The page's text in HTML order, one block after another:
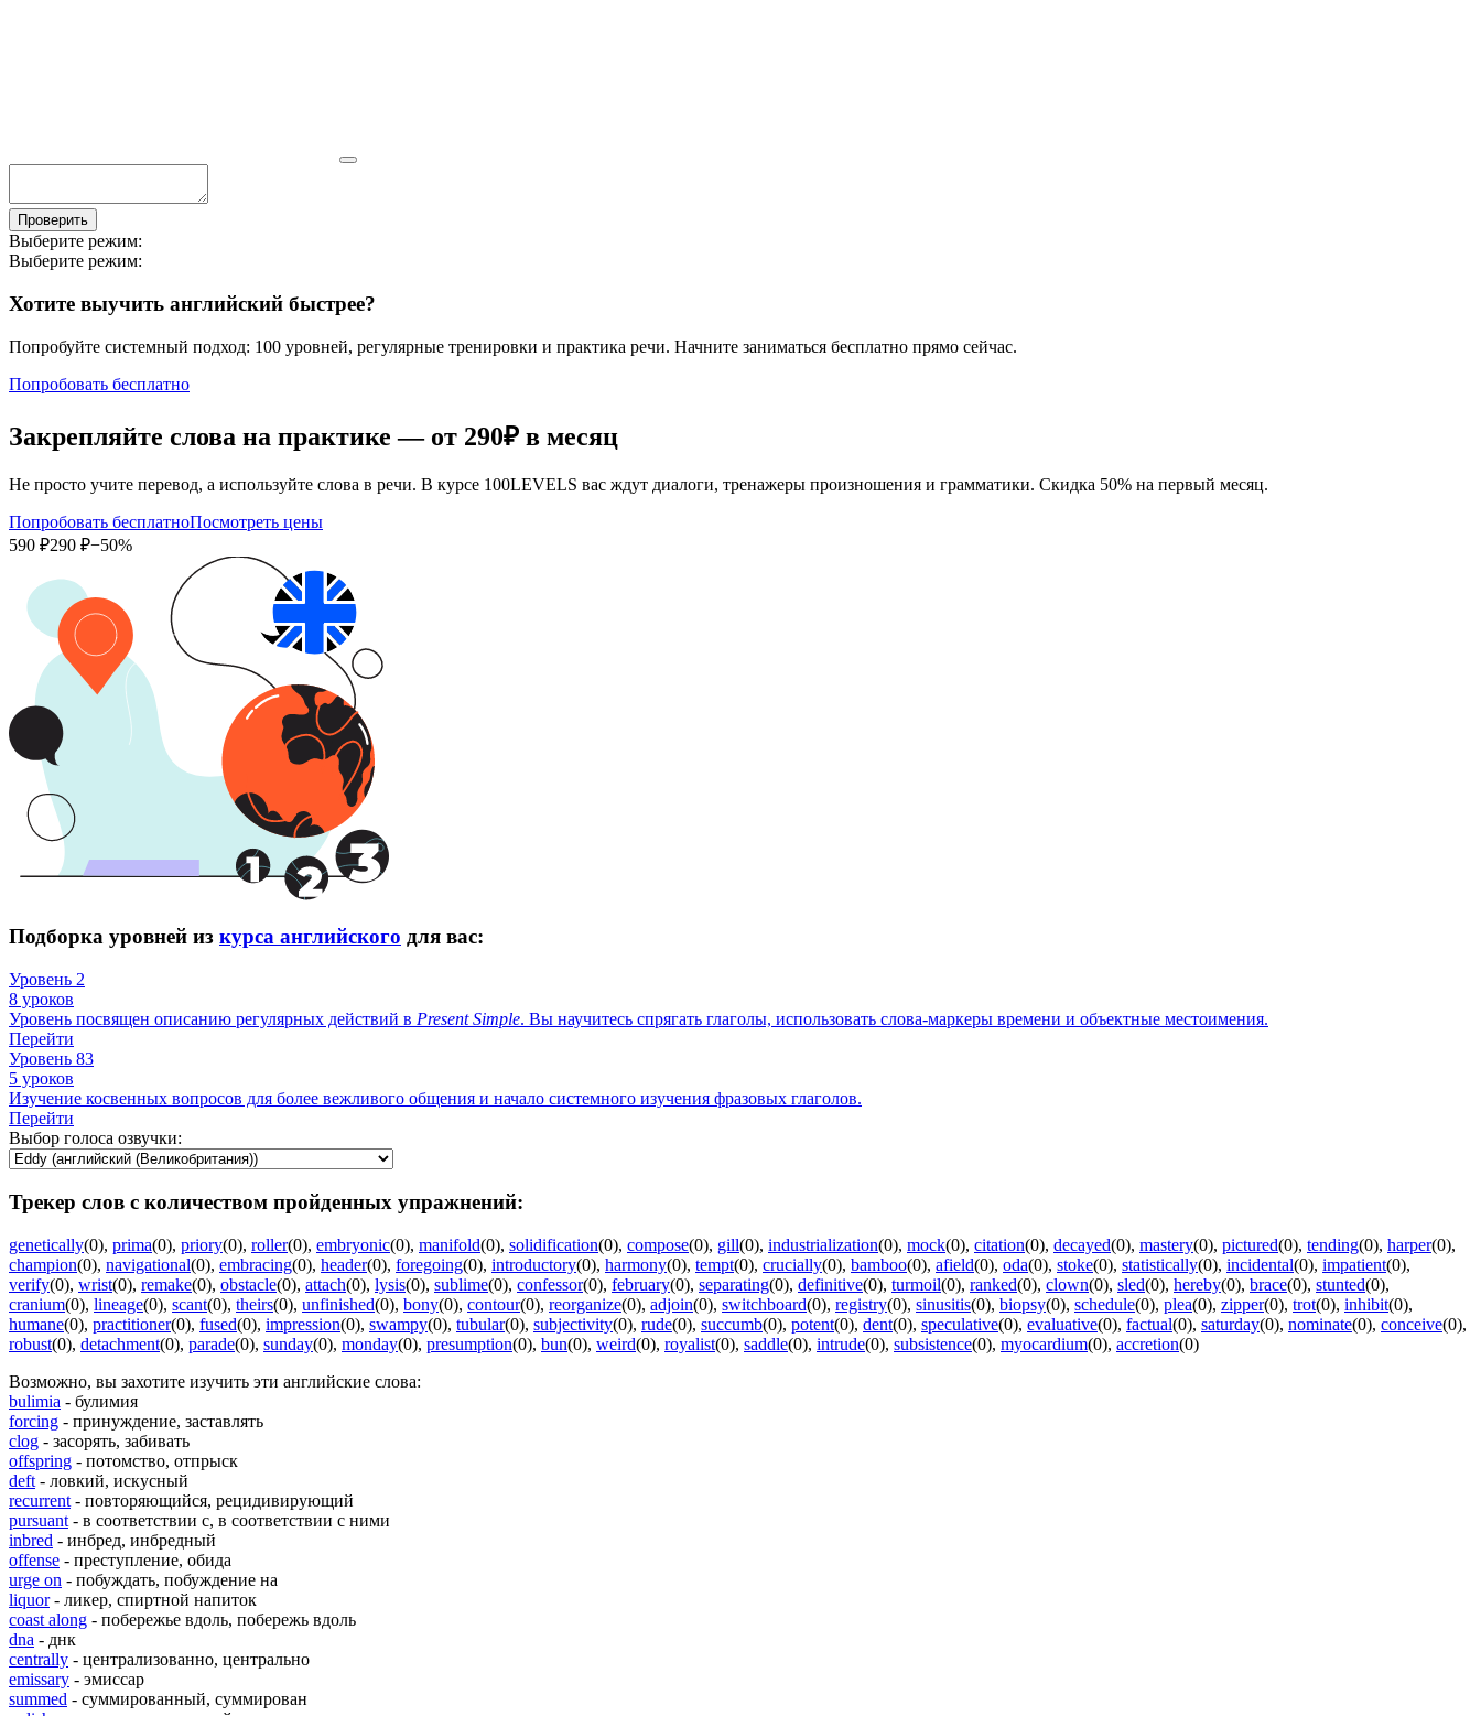
Проверить
Выберите режим:
Выберите режим:
Хотите выучить английский быстрее?
Попробуйте системный подход: 100 уровней, регулярные тренировки и практика речи. Начните заниматься бесплатно прямо сейчас.
Попробовать бесплатно
Закрепляйте слова на практике — от 290₽ в месяц
Не просто учите перевод, а используйте слова в речи. В курсе 100LEVELS вас ждут диалоги, тренажеры произношения и грамматики. Скидка 50% на первый месяц.
Попробовать бесплатноПосмотреть цены
590 ₽290 ₽−50%
Подборка уровней из курса английского для вас:
Уровень 2
8 уроков
Уровень посвящен описанию регулярных действий в Present Simple. Вы научитесь спрягать глаголы, использовать слова-маркеры времени и объектные местоимения.
Перейти
Уровень 83
5 уроков
Изучение косвенных вопросов для более вежливого общения и начало системного изучения фразовых глаголов.
Перейти
Выбор голоса озвучки:
Трекер слов с количеством пройденных упражнений:
genetically(0), prima(0), priory(0), roller(0), embryonic(0), manifold(0), solidification(0), compose(0), gill(0), industrialization(0), mock(0), citation(0), decayed(0), mastery(0), pictured(0), tending(0), harper(0),
champion(0), navigational(0), embracing(0), header(0), foregoing(0), introductory(0), harmony(0), tempt(0), crucially(0), bamboo(0), afield(0), oda(0), stoke(0), statistically(0), incidental(0), impatient(0),
verify(0), wrist(0), remake(0), obstacle(0), attach(0), lysis(0), sublime(0), confessor(0), february(0), separating(0), definitive(0), turmoil(0), ranked(0), clown(0), sled(0), hereby(0), brace(0), stunted(0),
cranium(0), lineage(0), scant(0), theirs(0), unfinished(0), bony(0), contour(0), reorganize(0), adjoin(0), switchboard(0), registry(0), sinusitis(0), biopsy(0), schedule(0), plea(0), zipper(0), trot(0), inhibit(0),
humane(0), practitioner(0), fused(0), impression(0), swampy(0), tubular(0), subjectivity(0), rude(0), succumb(0), potent(0), dent(0), speculative(0), evaluative(0), factual(0), saturday(0), nominate(0), conceive(0),
robust(0), detachment(0), parade(0), sunday(0), monday(0), presumption(0), bun(0), weird(0), royalist(0), saddle(0), intrude(0), subsistence(0), myocardium(0), accretion(0)
Возможно, вы захотите изучить эти английские слова:
bulimia - булимия
forcing - принуждение, заставлять
clog - засорять, забивать
offspring - потомство, отпрыск
deft - ловкий, искусный
recurrent - повторяющийся, рецидивирующий
pursuant - в соответствии с, в соответствии с ними
inbred - инбред, инбредный
offense - преступление, обида
urge on - побуждать, побуждение на
liquor- ликер, спиртной напиток
coast along - побережье вдоль, побережь вдоль
dna - днк
centrally - централизованно, центрально
emissary - эмиссар
summed - суммированный, суммирован